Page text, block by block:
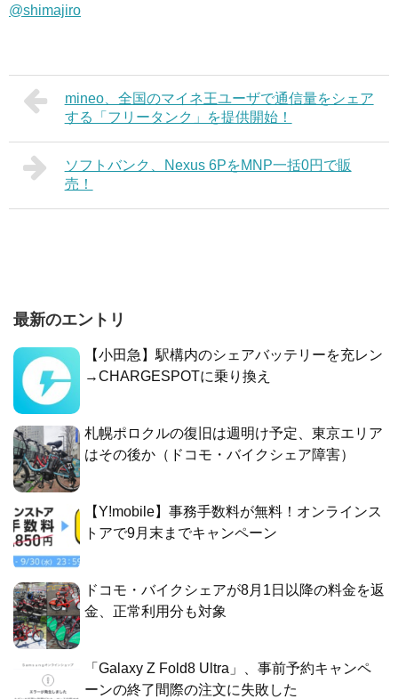
@shimajiro
mineo、全国のマイネ王ユーザで通信量をシェア
する「フリータンク」を提供開始！
ソフトバンク、Nexus 6PをMNP一括0円で販
売！
最新のエントリ
【小田急】駅構内のシェアバッテリーを充レン
→CHARGESPOTに乗り換え
札幌ポロクルの復旧は週明け予定、東京エリア
はその後か（ドコモ・バイクシェア障害）
【Y!mobile】事務手数料が無料！オンラインス
トアで9月末までキャンペーン
ドコモ・バイクシェアが8月1日以降の料金を返
金、正常利用分も対象
「Galaxy Z Fold8 Ultra」、事前予約キャンペ
ーンの終了間際の注文に失敗した